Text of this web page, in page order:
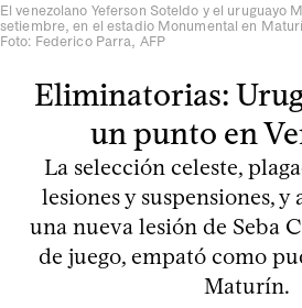
El venezolano Yeferson Soteldo y el uruguayo
setiembre, en el estadio Monumental en
Foto: Federico Parra, AFP
Eliminatorias:
un punto en
La selección celeste,
lesiones y suspensiones, y
una nueva lesión de Seba
de juego, empató como
Maturín.